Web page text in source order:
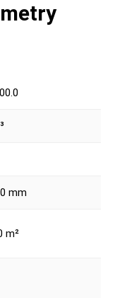
mm
m²